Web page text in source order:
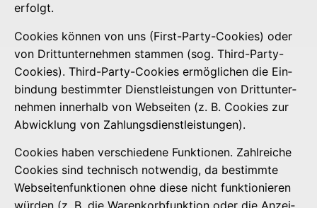
erfolgt.
Coo­kies kön­nen von uns (First-Par­ty-Coo­kies) oder
von Dritt­un­ter­neh­men stam­men (sog. Third-Par­ty-
Coo­kies). Third-Par­ty-Coo­kies ermög­li­chen die Ein­
bin­dung bestimm­ter Dienst­leis­tun­gen von Dritt­un­ter­
neh­men inner­halb von Web­sei­ten (z. B. Coo­kies zur
Abwick­lung von Zahlungsdienstleistungen).
Coo­kies haben ver­schie­de­ne Funk­tio­nen. Zahl­rei­che
Coo­kies sind tech­nisch not­wen­dig, da bestimm­te
Web­sei­ten­funk­tio­nen ohne die­se nicht funk­tio­nie­ren